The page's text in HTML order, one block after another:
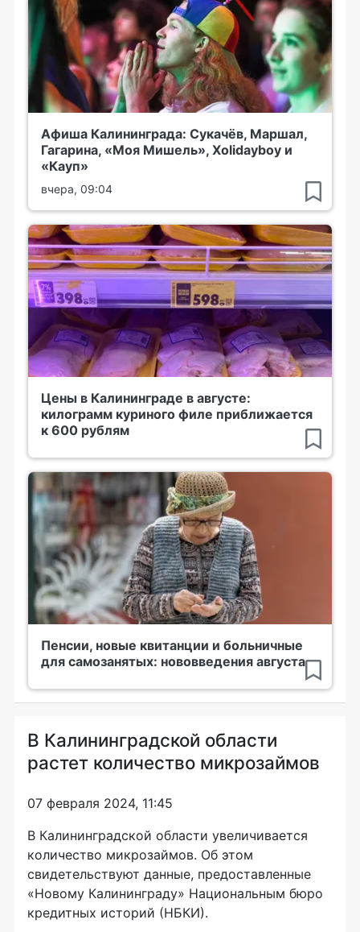
Афиша Калининграда: Сукачёв, Маршал,
Гагарина, «Моя Мишель», Xolidayboy и
«Кауп»
вчера, 09:04
Цены в Калининграде в августе:
килограмм куриного филе приближается
к 600 рублям
Пенсии, новые квитанции и больничные
для самозанятых: нововведения августа
В Калининградской области
растет количество микрозаймов
07 февраля 2024, 11:45
В Калининградской области увеличивается
количество микрозаймов. Об этом
свидетельствуют данные, предоставленные
«Новому Калининграду» Национальным бюро
кредитных историй (НБКИ).